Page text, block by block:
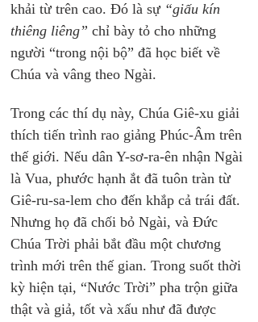
khải từ trên cao. Đó là sự “giấu kín
thiêng liêng” chỉ bày tỏ cho những
người “trong nội bộ” đã học biết về
Chúa và vâng theo Ngài.
Trong các thí dụ này, Chúa Giê-xu giải
thích tiến trình rao giảng Phúc-Âm trên
thế giới. Nếu dân Y-sơ-ra-ên nhận Ngài
là Vua, phước hạnh ắt đã tuôn tràn từ
Giê-ru-sa-lem cho đến khắp cả trái đất.
Nhưng họ đã chối bỏ Ngài, và Đức
Chúa Trời phải bắt đầu một chương
trình mới trên thế gian. Trong suốt thời
kỳ hiện tại, “Nước Trời” pha trộn giữa
thật và giả, tốt và xấu như đã được